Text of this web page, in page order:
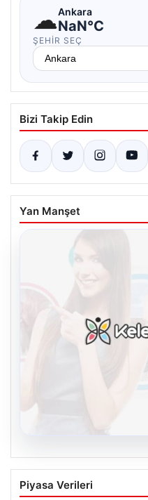
☁Ankara
NaN°C
ŞEHIR SEÇ
Bizi Takip Edin
Yan Manşet
Kelebek sohbet
İletişimin Güvenli
Piyasa Verileri